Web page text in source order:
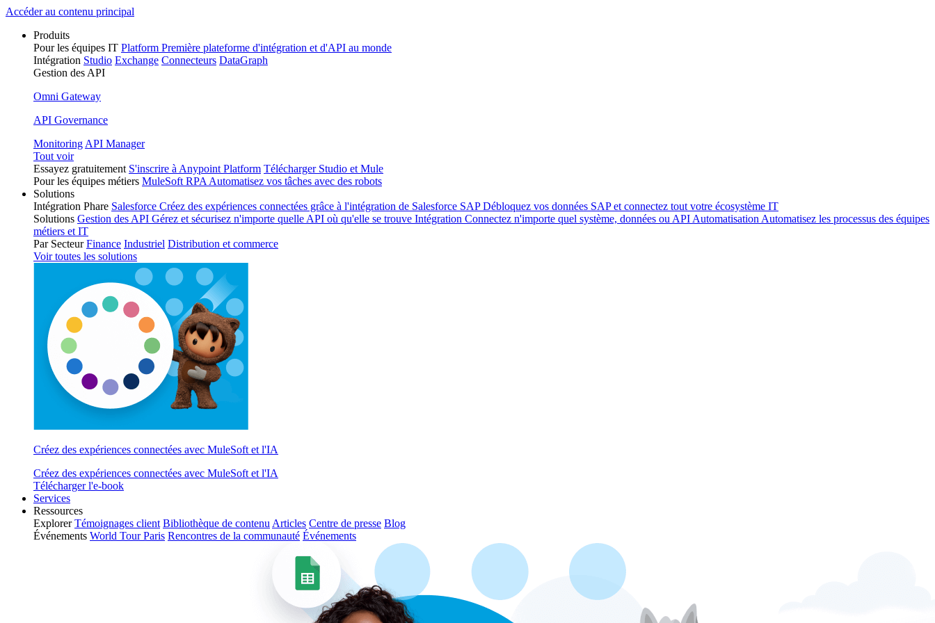
Skip
content
Accéder au contenu principal
Produits
Pour les équipes IT Platform Première plateforme d'intégration et d'API au monde
Intégration Studio Exchange Connecteurs DataGraph
Gestion des API
Omni Gateway
API Governance
Monitoring API Manager
Tout voir
Essayez gratuitement S'inscrire à Anypoint Platform Télécharger Studio et Mule
Pour les équipes métiers MuleSoft RPA Automatisez vos tâches avec des robots
Solutions
Intégration Phare Salesforce Créez des expériences connectées grâce à l'intégration de Salesforce SAP Débloquez vos données SAP et connectez tout votre écosystème IT
Solutions Gestion des API Gérez et sécurisez n'importe quelle API où qu'elle se trouve Intégration Connectez n'importe quel système, données ou API Automatisation Automatisez les processus des équipes
métiers et IT
Par Secteur Finance Industriel Distribution et commerce
Voir toutes les solutions
Créez des expériences connectées avec MuleSoft et l'IA
Créez des expériences connectées avec MuleSoft et l'IA
Télécharger l'e-book
Services
Ressources
Explorer Témoignages client Bibliothèque de contenu Articles Centre de presse Blog
Événements World Tour Paris Rencontres de la communauté Événements